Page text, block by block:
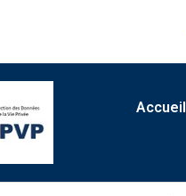
Accueil